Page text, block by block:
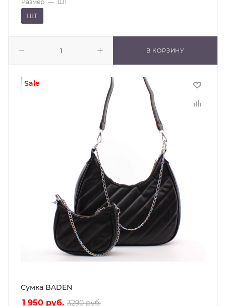
В КОРЗИНУ
Размер — ШТ
ШТ
sale
Сумка BADEN
1 950 руб. 3290руб.